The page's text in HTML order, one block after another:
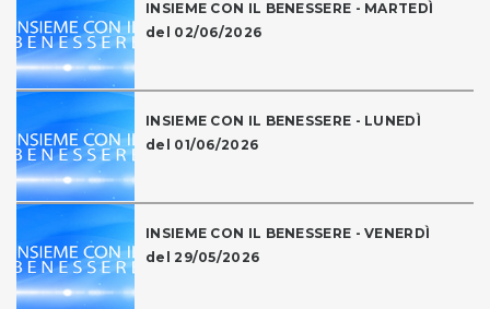
INSIEME CON IL BENESSERE - MARTEDÌ
del 02/06/2026
INSIEME CON IL BENESSERE - LUNEDÌ
del 01/06/2026
INSIEME CON IL BENESSERE - VENERDÌ
del 29/05/2026